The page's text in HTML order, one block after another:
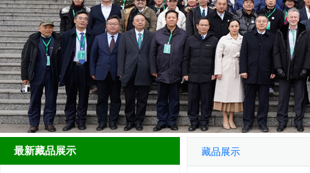
最新藏品展示 藏品展示